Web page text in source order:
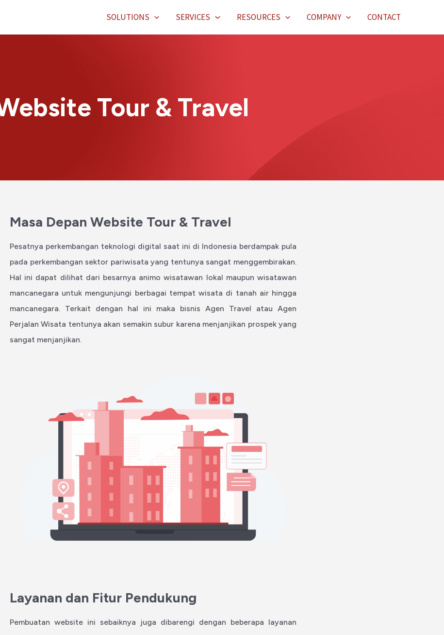
SOLUTIONS SERVICES RESOURCES COMPANY CONTACT
Tour & Travel
Masa Depan Website Tour & Travel
Pesatnya perkembangan teknologi digital saat ini di Indonesia berdampak pula
pada perkembangan sektor pariwisata yang tentunya sangat menggembirakan.
Hal ini dapat dilihat dari besarnya animo wisatawan lokal maupun wisatawan
mancanegara untuk mengunjungi berbagai tempat wisata di tanah air hingga
mancanegara. Terkait dengan hal ini maka bisnis Agen Travel atau Agen
Perjalan Wisata tentunya akan semakin subur karena menjanjikan prospek yang
sangat menjanjikan.
Layanan dan Fitur Pendukung
Pembuatan website ini sebaiknya juga dibarengi dengan beberapa layanan